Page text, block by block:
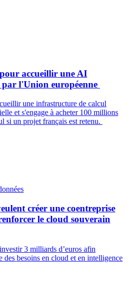
accueillir une AI
l'Union européenne
une infrastructure de calcul
et s'engage à acheter 100 millions
si un projet français est retenu.
créer une coentreprise
le cloud souverain
3 milliards d’euros afin
des besoins en cloud et en intelligence